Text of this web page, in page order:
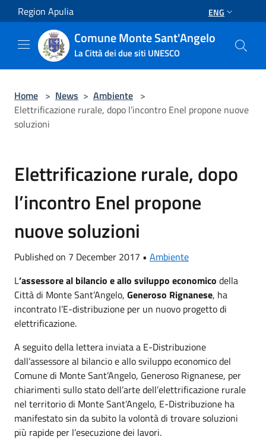
Salta al contenuto principale
Region Apulia ENG
Comune Monte Sant'Angelo
La Città dei due siti UNESCO
Home > News > Ambiente >
Elettrificazione rurale, dopo l’incontro Enel propone nuove
soluzioni
Elettrificazione rurale, dopo
l’incontro Enel propone
nuove soluzioni
Published on 7 December 2017 • Ambiente
L’assessore al bilancio e allo sviluppo economico della
Città di Monte Sant’Angelo, Generoso Rignanese, ha
incontrato l’E-distribuzione per un nuovo progetto di
elettrificazione.
A seguito della lettera inviata a E-Distribuzione
dall’assessore al bilancio e allo sviluppo economico del
Comune di Monte Sant’Angelo, Generoso Rignanese, per
chiarimenti sullo stato dell’arte dell’elettrificazione rurale
nel territorio di Monte Sant’Angelo, E-Distribuzione ha
manifestato sin da subito la volontà di trovare soluzioni
più rapide per l’esecuzione dei lavori.